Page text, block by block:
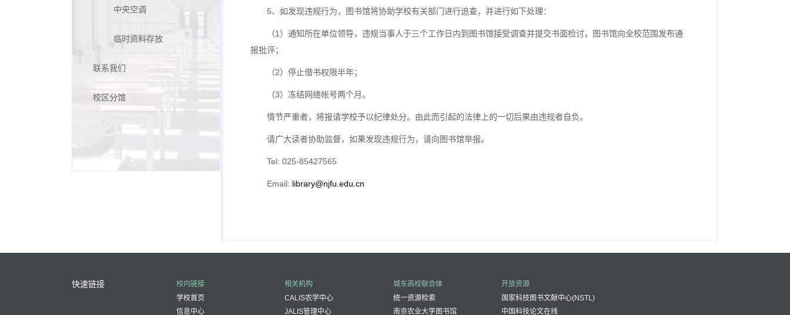
中央空调
临时资料存放
联系我们
校区分馆
5、 如发现违规行为，图书馆将协助学校有关部门进行追查，并进行如下处理：
（1） 通知所在单位领导，违规当事人于三个工作日内到图书馆接受调查并提交书面检讨，图书馆向全校范围发布通
报批评；
（2） 停止借书权限半年；
（3） 冻结网络帐号两个月。
情节严重者，将报请学校予以纪律处分。由此而引起的法律上的一切后果由违规者自负。
请广大读者协助监督，如果发现违规行为，请向图书馆举报。
Tel: 025-85427565
Email: library@njfu.edu.cn
快速链接
校内链接
学校首页
信息中心
相关机构
CALIS农学中心
JALIS管理中心
城东高校联合体
统一资源检索
南京农业大学图书馆
开放资源
国家科技图书文献中心(NSTL)
中国科技论文在线